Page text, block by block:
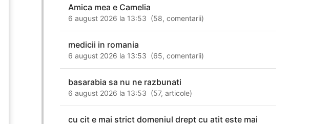
Amica mea e Camelia
6 august 2026 la 13:53 (58,comentarii)
medicii in romania
6 august 2026 la 13:53 (65,comentarii)
basarabia sa nu ne razbunati
6 august 2026 la 13:53 (57,articole)
cu cit e mai strict domeniul drept cu atit este mai